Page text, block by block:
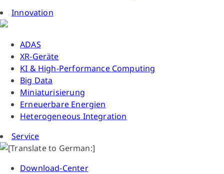
Innovation
ADAS
XR-Geräte
KI & High-Performance Computing
Big Data
Miniaturisierung
Erneuerbare Energien
Heterogeneous Integration
Service
Download-Center